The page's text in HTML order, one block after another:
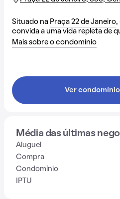
Situado na Praça 22 de Janeiro,
convida a uma vida repleta de
Mais sobre o condomínio
Ver
Média das últimas
Aluguel
Compra
Condomínio
IPTU